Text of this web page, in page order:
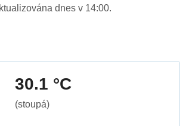
dnes v 14:00.
30.1 °C
(stoupá)